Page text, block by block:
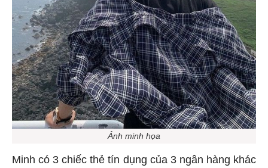
Ảnh minh họa
Minh có 3 chiếc thẻ tín dụng của 3 ngân hàng khác